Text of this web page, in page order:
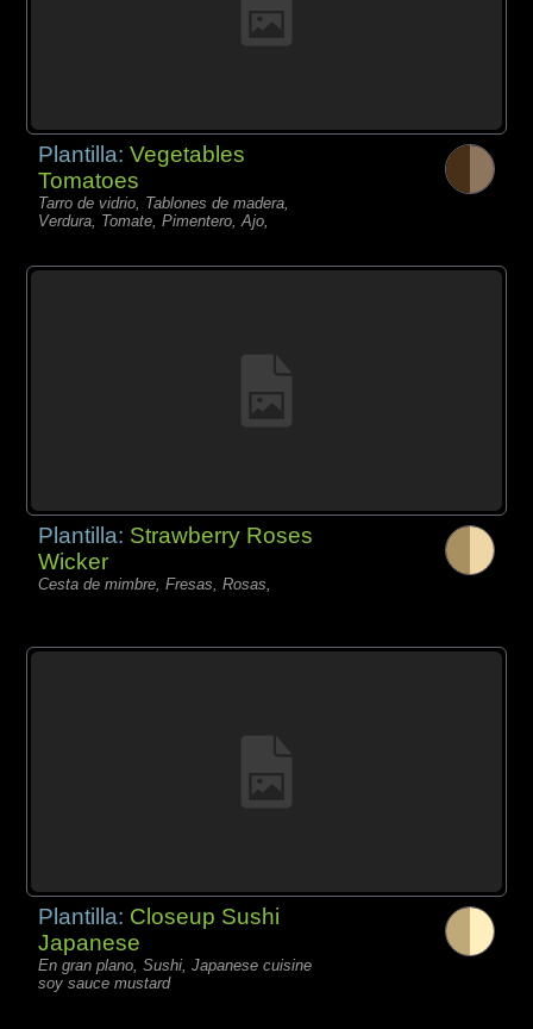
Plantilla:Vegetables
Tomatoes
Tarro de vidrio, Tablones de madera,
Verdura, Tomate, Pimentero, Ajo,
Plantilla: Strawberry Roses
Wicker
Cesta de mimbre, Fresas, Rosas,
Plantilla: Closeup Sushi
Japanese
En gran plano, Sushi, Japanese cuisine
soy sauce mustard